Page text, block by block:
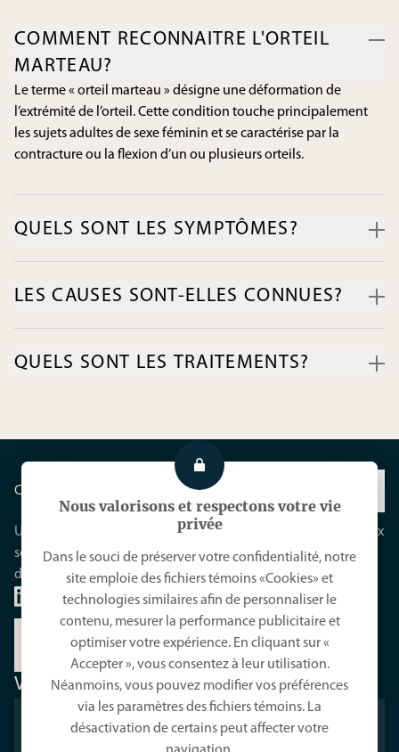
COMMENT RECONNAITRE L'ORTEIL
MARTEAU?
Le terme « orteil marteau » désigne une déformation de
l’extrémité de l’orteil. Cette condition touche principalement
les sujets adultes de sexe féminin et se caractérise par la
contracture ou la flexion d’un ou plusieurs orteils.
QUELS SONT LES SYMPTÔMES?
formation de cors, de durillons et d’ampoules. Il n’est pas rare
peut gêner la marche et la mobilité du sujet.
LES CAUSES SONT-ELLES CONNUES?
les causes les plus fréquentes de l’orteil marteau. La
QUELS SONT LES TRAITEMENTS?
redresser l’orteil en raccourcissant la tête de la phalange
proximale. L’arthrodèse implique le raidissement à l’aide
d’implants de fixation ou de broches temporaires.
CHIRURGIE DU PIED
Une pratique dédiée à la chirurgie du pied mini-invasive et aux
soins de santé des pieds, avec un engagement à réduire la
douleur et accélérer la guérison.
RENCONTREZ VOTRE PODIATRE
VISITEZ-NOUS
INSTITUT DE CHIRURGIE DU PIED DE
Nous valorisons et respectons votre vie
privée
Dans le souci de préserver votre confidentialité, notre
site emploie des fichiers témoins «Cookies» et
technologies similaires afin de personnaliser le
contenu, mesurer la performance publicitaire et
optimiser votre expérience. En cliquant sur «
Accepter », vous consentez à leur utilisation.
Néanmoins, vous pouvez modifier vos préférences
via les paramètres des fichiers témoins. La
désactivation de certains peut affecter votre